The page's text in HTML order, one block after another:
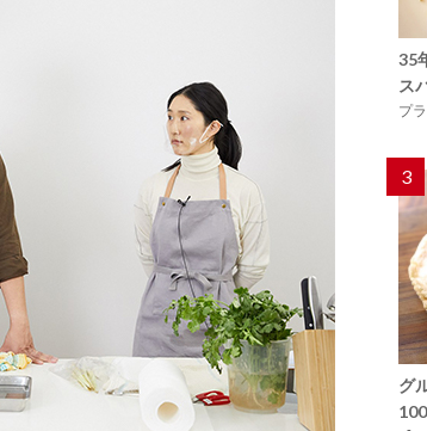
35
ス
プ
3
グ